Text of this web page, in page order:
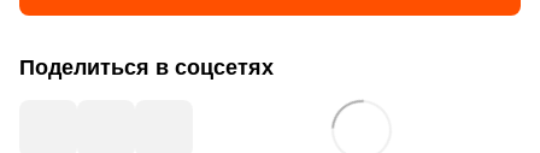
Поделиться в соцсетях